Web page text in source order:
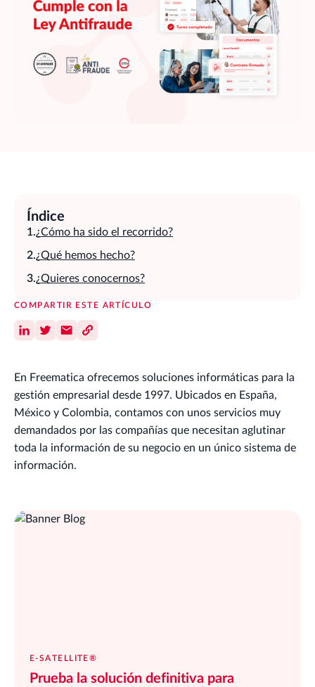
Índice
¿Cómo ha sido el recorrido?
¿Qué hemos hecho?
¿Quieres conocernos?
COMPARTIR ESTE ARTÍCULO
En Freematica ofrecemos soluciones informáticas para la
gestión empresarial desde 1997. Ubicados en España,
México y Colombia, contamos con unos servicios muy
demandados por las compañías que necesitan aglutinar
toda la información de su negocio en un único sistema de
información.
E-SATELLITE®
Prueba la solución definitiva para